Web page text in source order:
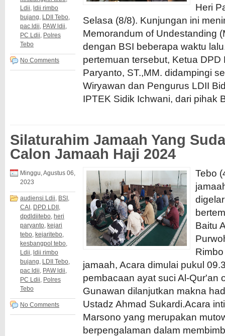
Ldii ldii rimbo
bujang LDII Tebo
pac ldii PAW ldii
PC Ldii Polres
Tebo
No Comments
Heri
Selasa (8/8). Kunjungan ini
Memorandum of Undestanding
dengan BSI beberapa waktu
pertemuan tersebut, Ketua DPD
Paryanto, ST.,MM. didampingi
Wiryawan dan Pengurus LDII
IPTEK Sidik Ichwani, dari pihak
Silaturahim Jamaah Yang
Calon Jamaah Haji 2024
Minggu, Agustus 06,
2023
audiensi Ldii BSI
CAI DPD LDII
dpdldiitebo heri
paryanto kejari
tebo kejaritebo
kesbangpol tebo
Ldii ldii rimbo
bujang LDII Tebo
pac ldii PAW ldii
PC Ldii Polres
Tebo
No Comments
Tebo
Baitu
jamaah, Acara dimulai pukul
pembacaan ayat suci Al-Qur'an
Gunawan dilanjutkan makna
Ustadz Ahmad Sukardi.Acara
Marsono yang merupakan
berpengalaman dalam